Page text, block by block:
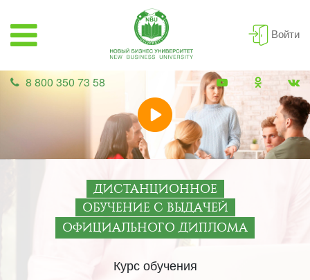
Войти
8 800 350 73 58
ДИСТАНЦИОННОЕ
ОБУЧЕНИЕ С ВЫДАЧЕЙ
ОФИЦИАЛЬНОГО ДИПЛОМА
Курс обучения